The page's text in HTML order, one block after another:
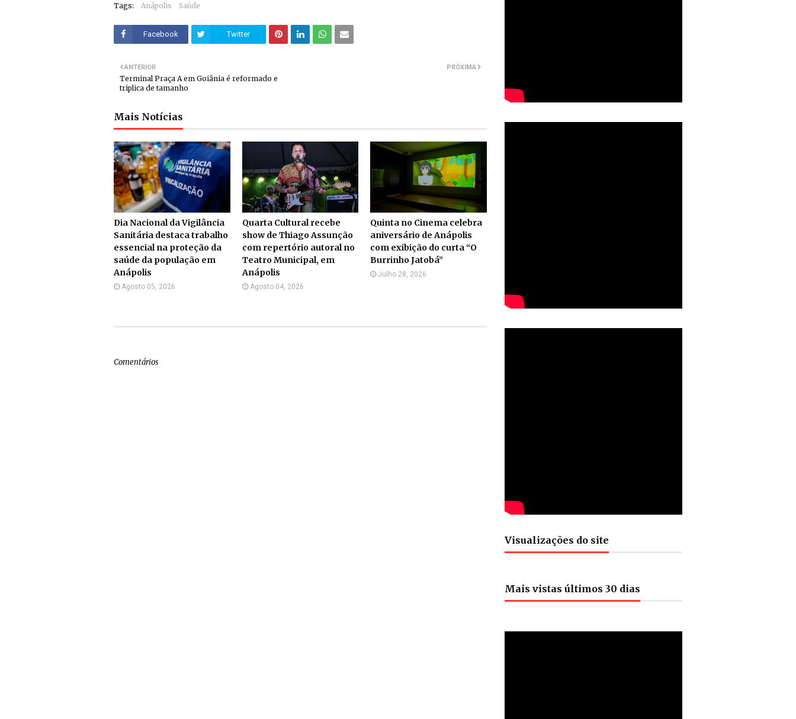
Tags: Anápolis Saúde
Facebook Twitter
PRÓXIMA
ANTERIOR
Terminal Praça A em Goiânia é reformado e
triplica de tamanho
Mais Notícias
Dia Nacional da Vigilância
Sanitária destaca trabalho
essencial na proteção da
saúde da população em
Anápolis
Agosto 05, 2026
Quarta Cultural recebe
show de Thiago Assunção
com repertório autoral no
Teatro Municipal, em
Anápolis
Agosto 04, 2026
Quinta no Cinema celebra
aniversário de Anápolis
com exibição do curta “O
Burrinho Jatobá”
Julho 28, 2026
Comentários
Visualizações do site
Mais vistas últimos 30 dias